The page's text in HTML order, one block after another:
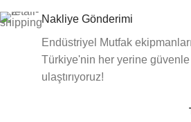
Nakliye Gönderimi
Endüstriyel Mutfak
Türkiye'nin her yerine güvenle
ulaştırıyoruz!